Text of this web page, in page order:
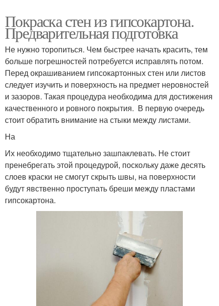
Покраска стен из гипсокартона.
Предварительная подготовка
Не нужно торопиться. Чем быстрее начать красить, тем
больше погрешностей потребуется исправлять потом.
Перед окрашиванием гипсокартонных стен или листов
следует изучить и поверхность на предмет неровностей
и зазоров. Такая процедура необходима для достижения
качественного и ровного покрытия. В первую очередь
стоит обратить внимание на стыки между листами.
На
Их необходимо тщательно зашпаклевать. Не стоит
пренебрегать этой процедурой, поскольку даже десять
слоев краски не смогут скрыть швы, на поверхности
будут явственно проступать бреши между пластами
гипсокартона.